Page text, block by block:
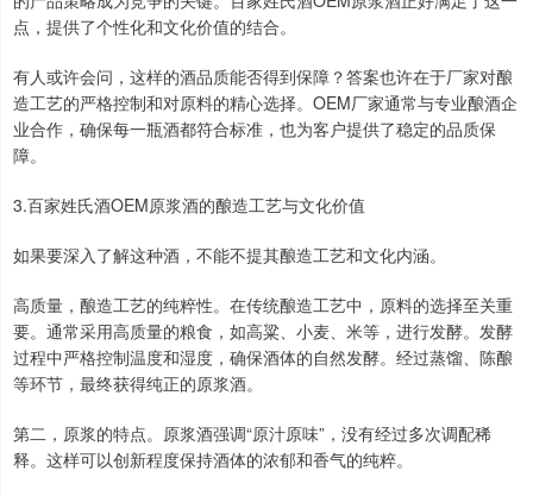
点，提供了个性化和文化价值的结合。
有人或许会问，这样的酒品质能否得到保障？答案也许在于厂家对酿
造工艺的严格控制和对原料的精心选择。OEM厂家通常与专业酿酒企
业合作，确保每一瓶酒都符合标准，也为客户提供了稳定的品质保
障。
3.百家姓氏酒OEM原浆酒的酿造工艺与文化价值
如果要深入了解这种酒，不能不提其酿造工艺和文化内涵。
高质量，酿造工艺的纯粹性。在传统酿造工艺中，原料的选择至关重
要。通常采用高质量的粮食，如高粱、小麦、米等，进行发酵。发酵
过程中严格控制温度和湿度，确保酒体的自然发酵。经过蒸馏、陈酿
等环节，最终获得纯正的原浆酒。
第二，原浆的特点。原浆酒强调“原汁原味”，没有经过多次调配稀
释。这样可以创新程度保持酒体的浓郁和香气的纯粹。